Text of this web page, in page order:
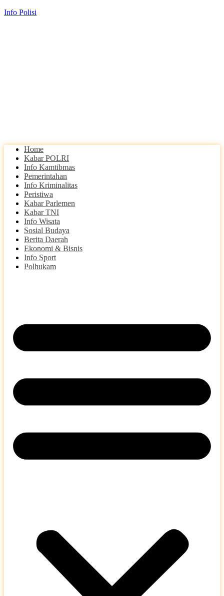
Info Polisi
Home
Kabar POLRI
Info Kamtibmas
Pemerintahan
Info Kriminalitas
Peristiwa
Kabar Parlemen
Kabar TNI
Info Wisata
Sosial Budaya
Berita Daerah
Ekonomi & Bisnis
Info Sport
Polhukam